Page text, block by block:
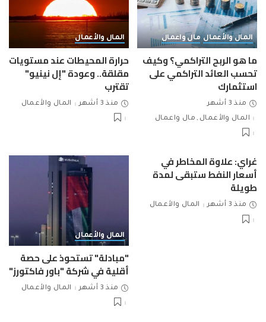
المال والأعمال مال واعمال
ما هو الربح التراكمي؟ وكيف
تحسب العائد التراكمي على
استثمارك
منذ 3 أشهر
المال والأعمال
مال واعمال
المال والأعمال
حرارة المحيطات عند مستويات
مقلقة.. وعودة "إل نينيو"
تقترب
منذ 3 أشهر المال والأعمال
غراي: علاوة المخاطر في
أسعار النفط ستبقى لمدة
طويلة
منذ 3 أشهر المال والأعمال
المال والأعمال
"مبادلة" تستحوذ على حصة
أقلية في شركة "باور فاكتورز"
منذ 3 أشهر المال والأعمال